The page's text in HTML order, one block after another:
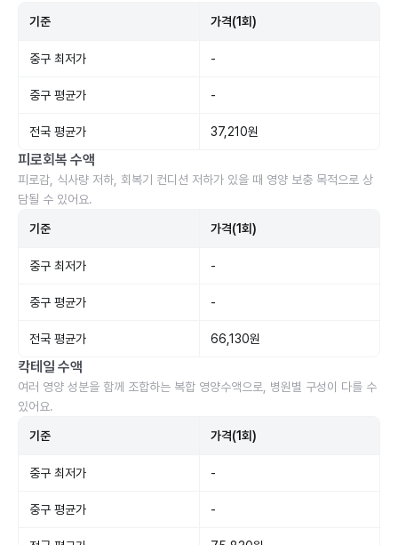
기준 가격(1회)
중구 최저가 -
중구 평균가 -
전국 평균가 37,210원
피로회복 수액
피로감, 식사량 저하, 회복기 컨디션 저하가 있을 때 영양 보충 목적으로 상
담될 수 있어요.
기준 가격(1회)
중구 최저가 -
중구 평균가 -
전국 평균가 66,130원
칵테일 수액
여러 영양 성분을 함께 조합하는 복합 영양수액으로, 병원별 구성이 다를 수
있어요.
기준 가격(1회)
중구 최저가 -
중구 평균가 -